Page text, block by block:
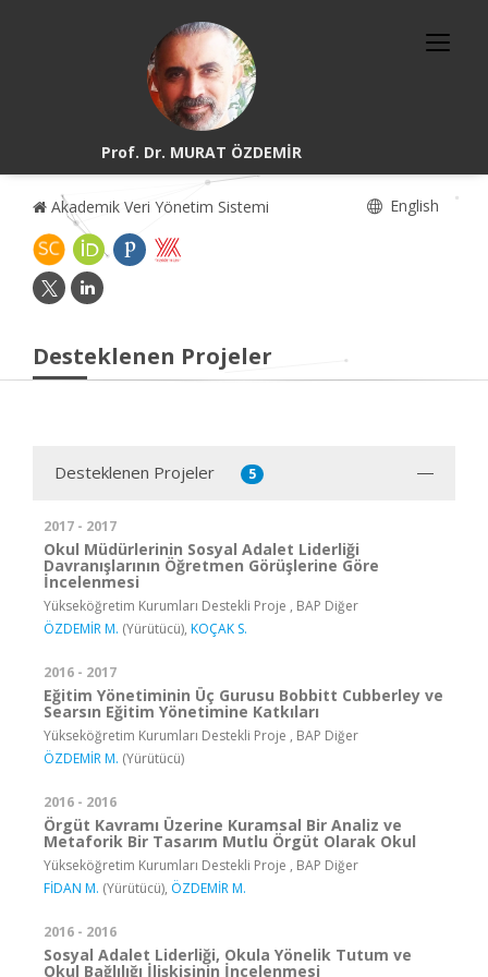
Prof. Dr. MURAT ÖZDEMİR
Akademik Veri Yönetim Sistemi English
Desteklenen Projeler
Desteklenen Projeler 5
2017 - 2017
Okul Müdürlerinin Sosyal Adalet Liderliği
Davranışlarının Öğretmen Görüşlerine Göre
İncelenmesi
Yükseköğretim Kurumları Destekli Proje , BAP Diğer
ÖZDEMİR M. (Yürütücü), KOÇAK S.
2016 - 2017
Eğitim Yönetiminin Üç Gurusu Bobbitt Cubberley ve
Searsın Eğitim Yönetimine Katkıları
Yükseköğretim Kurumları Destekli Proje , BAP Diğer
ÖZDEMİR M. (Yürütücü)
2016 - 2016
Örgüt Kavramı Üzerine Kuramsal Bir Analiz ve
Metaforik Bir Tasarım Mutlu Örgüt Olarak Okul
Yükseköğretim Kurumları Destekli Proje , BAP Diğer
FİDAN M. (Yürütücü), ÖZDEMİR M.
2016 - 2016
Sosyal Adalet Liderliği, Okula Yönelik Tutum ve
Okul Bağlılığı İlişkisinin İncelenmesi